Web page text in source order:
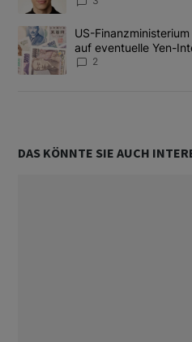
Ein Trendartikel mit dem Titel
US-
auf eventuelle Yen-
2
DAS KÖNNTE SIE AUCH